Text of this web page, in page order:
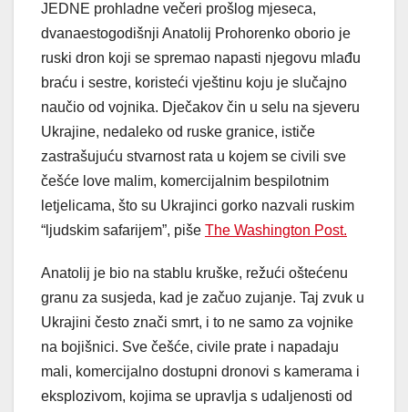
JEDNE prohladne večeri prošlog mjeseca,
dvanaestogodišnji Anatolij Prohorenko oborio je
ruski dron koji se spremao napasti njegovu mlađu
braću i sestre, koristeći vještinu koju je slučajno
naučio od vojnika. Dječakov čin u selu na sjeveru
Ukrajine, nedaleko od ruske granice, ističe
zastrašujuću stvarnost rata u kojem se civili sve
češće love malim, komercijalnim bespilotnim
letjelicama, što su Ukrajinci gorko nazvali ruskim
“ljudskim safarijem”, piše The Washington Post.
Anatolij je bio na stablu kruške, režući oštećenu
granu za susjeda, kad je začuo zujanje. Taj zvuk u
Ukrajini često znači smrt, i to ne samo za vojnike
na bojišnici. Sve češće, civile prate i napadaju
mali, komercijalno dostupni dronovi s kamerama i
eksplozivom, kojima se upravlja s udaljenosti od